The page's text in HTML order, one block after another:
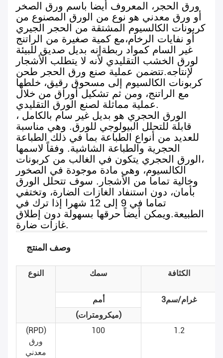
ورق الحجر، المعروف أيضا باسم ورق الصخر
أو ورق معدني هو نوع من الورق المصنوع من
كربونات الكالسيوم المشتقة من الحجر الجيري
أو نفايات الرخام،مع كمية صغيرة من الراتنج
غير السام كمواد ربطةإنه بديل صديق للبيئة
لورق الخشب التقليدي لأنه لا يتطلب الأشجار
لإنتاجه.تتضمن عملية صنع ورق الحجر طحن
كربونات الكالسيوم إلى مسحوق رقيق، خلطها
مع الراتنج، ومن ثم تشكيل أوراق من خلال
عملية مماثلة لصنع الورق التقليدي.
الورق الحجري هو بديل غير سام بالكامل ،
قابلة للتحلل البيولوجي للورق. وهي مناسبة
للعديد من أنواع الطباعة بما في ذلك الطباعة
الحجرية والطباعة الشاشية. وفقاً لاسمها
،الورق الحجري يتكون في الغالب من كربونات
الكالسيوم، وهي مادة موجودة في الصخور
وخالية تماما من الأشجار. سوف تتحلل الورق
بأمان، دون استنفاد الغازات الضارة، وتختفي
تماما في 9 إلى 12 شهرا إذا ترك في
الطبيعة.ويمكن أيضاً حرقها بسهولة دون إطلاق
غازات ضارة.
وصف المنتج
النوع سمك الكثافة
أمم
غرام/سم3
(ميكرومترات)
(RPD)
ورق
معدني
100 1.2